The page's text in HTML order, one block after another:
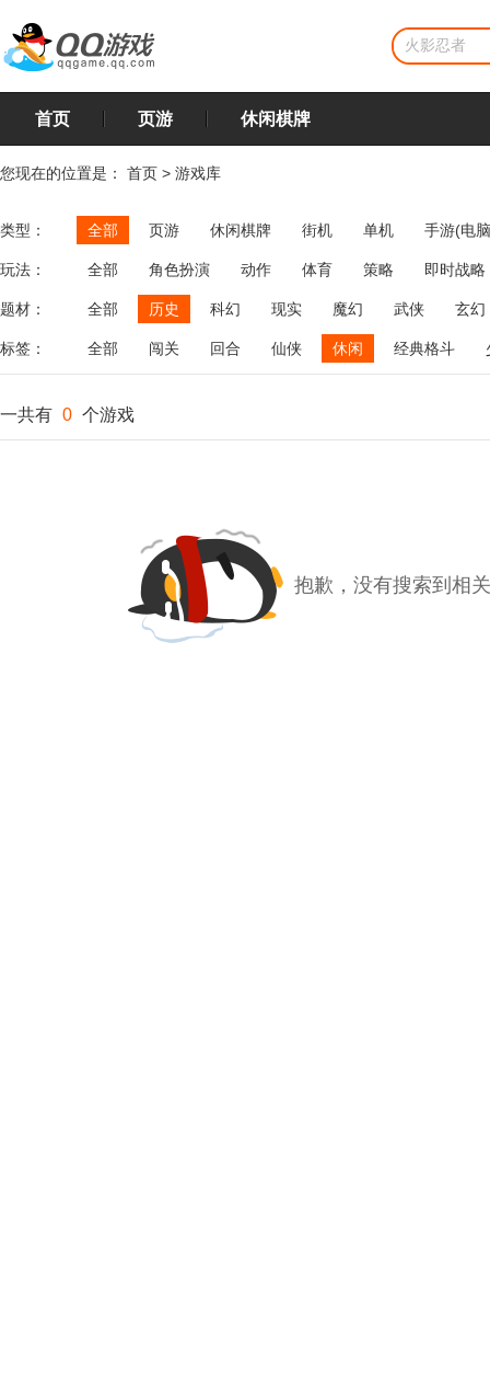
首页 页游 休闲棋牌
您现在的位置是： 首页 > 游戏库
类型： 全部 页游 休闲棋牌 街机 单机 手游(电
玩法： 全部 角色扮演 动作 体育 策略
即时战略
飞行
恋爱 第三人称射击 棋类 牌类 麻将
题材： 全部 历史 科幻 现实 魔幻 武侠 玄幻
标签： 全部 闯关 回合 仙侠 休闲 经典格斗
一共有 0 个游戏
抱歉，没有搜索到相